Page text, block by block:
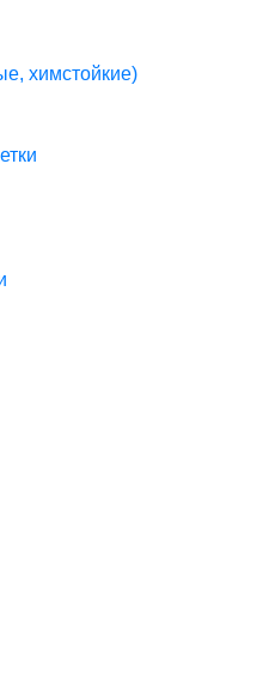
химстойкие)